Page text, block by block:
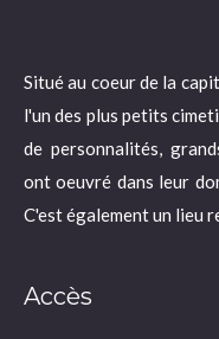
Situé au coeur de la
l'un des plus petits
de personnalités,
ont oeuvré dans leur
C'est également un lieu
Accès